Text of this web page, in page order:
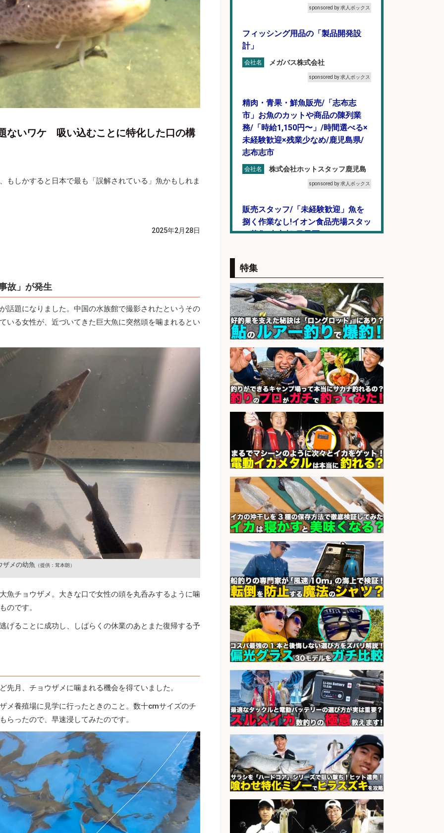
ないワケ 吸い込むことに特化した口の構
もしかすると日本で最も「誤解されている」魚かもしれま
2025年2月28日
故」が発生
話題になりました。中国の水族館で撮影されたというその
いる女性が、近づいてきた巨大魚に突然頭を噛まれるとい
ザメの幼魚 （提供：茸本朗）
魚チョウザメ。大きな口で女性の頭を丸呑みするように噛
のです。
げることに成功し、しばらくの休業のあとまた復帰する予
月、チョウザメに噛まれる機会を得ていました。
メ養殖場に見学に行ったときのこと。数十cmサイズのチ
らったので、早速浸してみたのです。
sponsored by 求人ボックス
フィッシング用品の「製品開発設
計」
会社名 メガバス株式会社
sponsored by 求人ボックス
精肉・青果・鮮魚販売/「志布志
市」お魚のカットや商品の陳列業
務/「時給1,150円〜」/時間選べる×
未経験歓迎×残業少なめ/鹿児島県/
志布志市
会社名 株式会社ホットスタッフ鹿児島
sponsored by 求人ボックス
販売スタッフ/「未経験歓迎」魚を
捌く作業なし!イオン食品売場スタッ
フ募集/東京都/目黒区
コンビニ/広島県/調理なし・軽作業
スタート お魚のパック詰め 品出し/
週4日から勤務OK/希望休が取得で
きる
sponsored by 求人ボックス
和食, 居酒屋/調理見習い・調理補助/
新鮮な魚料理×おでんの和食居酒屋
の若手スタッフ
会社名 サカナのハチベエ 矢場町店
sponsored by 求人ボックス
精肉・青果・鮮魚販売/「志布志
市」「時給1,150円〜」志布志駅か
ら車5分/お魚のカットや商品の陳列
業務/残業少なめ×車通勤OK×時間選
べる/鹿児島県/志布志市
会社名 株式会社ホットスタッフ鹿児島
sponsored by 求人ボックス
日払いOKで即日収入/軽作業・物流
その他/「9月末までの短期」釣り具
のピッキング作業など/残業少なめ/
日勤&土日休み/未経験OK!
会社名
UTエージェント株式会社 関西第
二CU
sponsored by 求人ボックス
日払いOKで即日収入/製造スタッフ/
「堺市堺区」「時給1,600円」入社
祝金10万円/自転車部品や釣り具の
組立/堺市堺区の工場/未経験歓迎
会社名
ーズ株式会社
sponsored by 求人ボックス
魚の「バイヤー」貴方の目利きでヒ
ットを生む、裁量バイヤー募集
会社名 株式会社コムライン
sponsored by 求人ボックス
特集